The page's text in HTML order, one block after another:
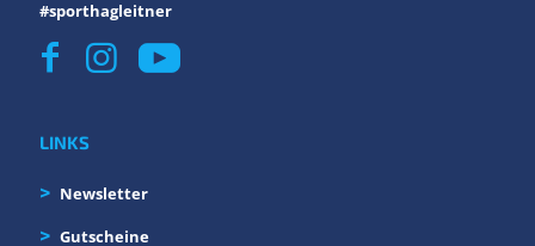
#sporthagleitner
LINKS
Newsletter
Gutscheine